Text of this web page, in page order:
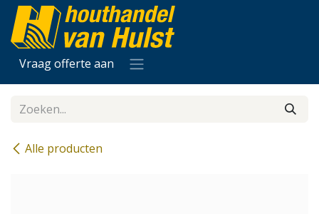
Overslaan naar inhoud
Vraag offerte aan
Alle producten